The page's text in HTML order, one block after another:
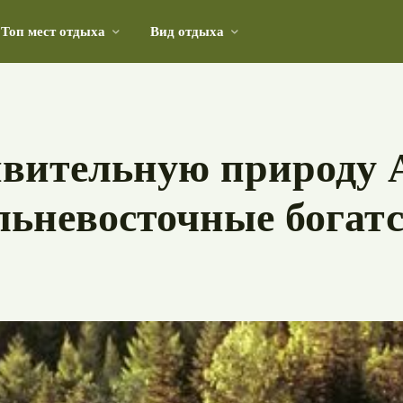
Топ мест отдыха Вид отдыха
природу